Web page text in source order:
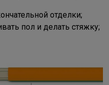
отделки;
пол и делать стяжку;